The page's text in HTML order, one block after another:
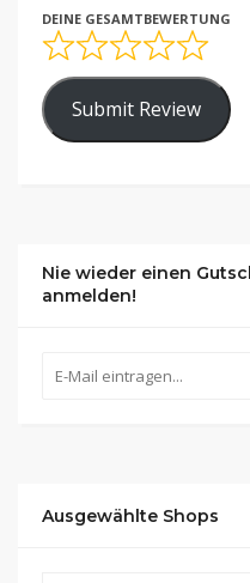
DEINE GESAMTBEWERTUNG
Submit Review
Nie wieder einen
anmelden!
Ausgewählte Shops